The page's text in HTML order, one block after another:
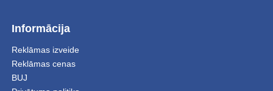
Informācija
Reklāmas izveide
Reklāmas cenas
BUJ